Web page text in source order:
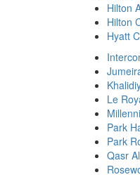
Hilton
Hilton
Hyatt
Le
Park
Park
Qasr